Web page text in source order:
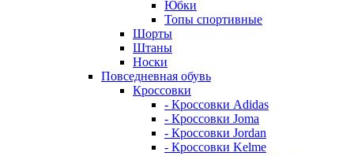
Юбки
Топы спортивные
Шорты
Штаны
Носки
Повседневная обувь
Кроссовки
- Кроссовки Adidas
- Кроссовки Joma
- Кроссовки Jordan
- Кроссовки Kelme